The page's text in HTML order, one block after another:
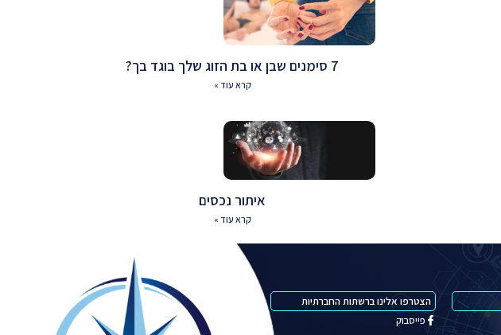
7 סימנים שבן או בת הזוג שלך בוגד בך?
קרא עוד »
איתור נכסים
קרא עוד »
הצטרפו אלינו ברשתות החברתיות
פייסבוק